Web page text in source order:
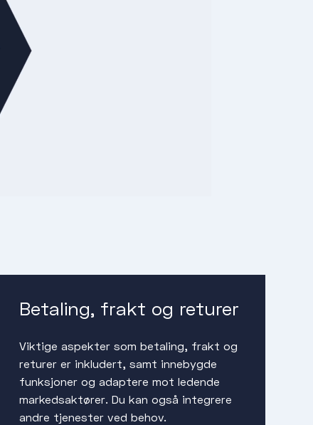
Betaling, frakt og returer
Viktige aspekter som betaling, frakt og
returer er inkludert, samt innebygde
funksjoner og adaptere mot ledende
markedsaktører. Du kan også integrere
andre tjenester ved behov.